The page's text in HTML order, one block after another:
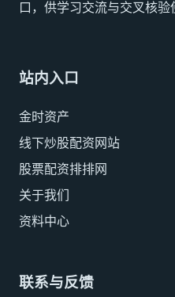
口，供学习交流与交叉核验
站内入口
金时资产
线下炒股配资网站
股票配资排排网
关于我们
资料中心
联系与反馈